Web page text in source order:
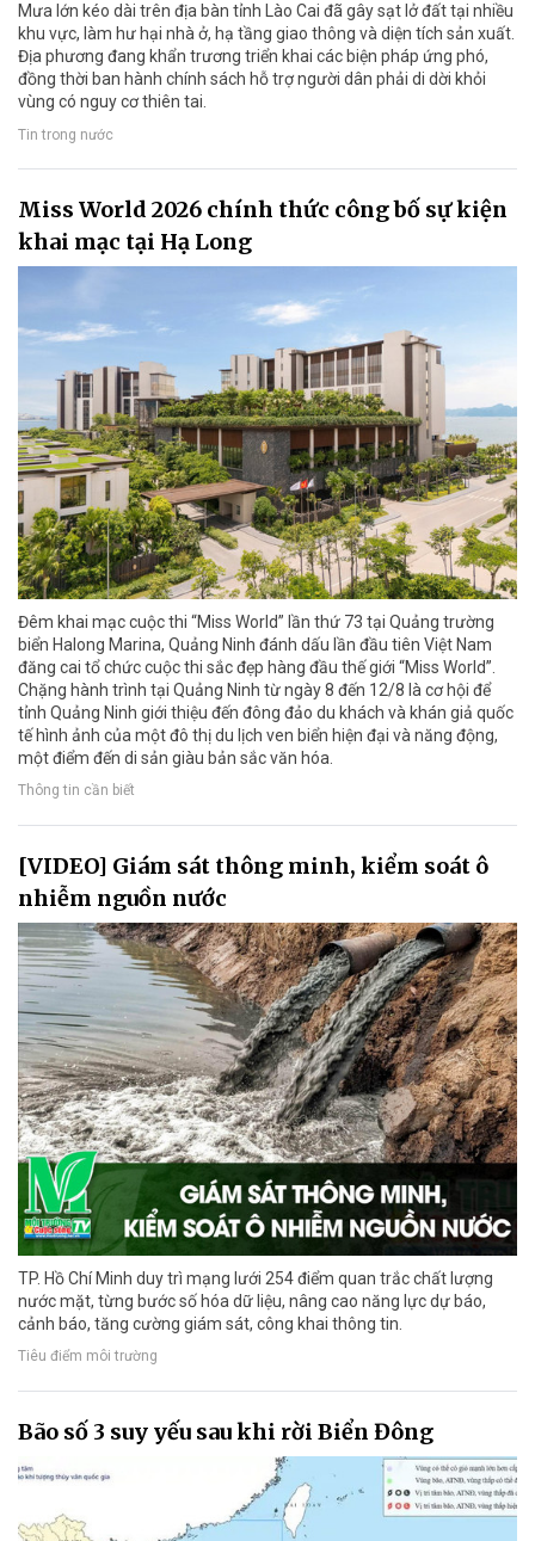
Mưa lớn kéo dài trên địa bàn tỉnh Lào Cai đã gây sạt lở đất tại nhiều
khu vực, làm hư hại nhà ở, hạ tầng giao thông và diện tích sản xuất.
Địa phương đang khẩn trương triển khai các biện pháp ứng phó,
đồng thời ban hành chính sách hỗ trợ người dân phải di dời khỏi
vùng có nguy cơ thiên tai.
Tin trong nước
Miss World 2026 chính thức công bố sự kiện
khai mạc tại Hạ Long
Đêm khai mạc cuộc thi “Miss World” lần thứ 73 tại Quảng trường
biển Halong Marina, Quảng Ninh đánh dấu lần đầu tiên Việt Nam
đăng cai tổ chức cuộc thi sắc đẹp hàng đầu thế giới “Miss World”.
Chặng hành trình tại Quảng Ninh từ ngày 8 đến 12/8 là cơ hội để
tỉnh Quảng Ninh giới thiệu đến đông đảo du khách và khán giả quốc
tế hình ảnh của một đô thị du lịch ven biển hiện đại và năng động,
một điểm đến di sản giàu bản sắc văn hóa.
Thông tin cần biết
[VIDEO] Giám sát thông minh, kiểm soát ô
nhiễm nguồn nước
TP. Hồ Chí Minh duy trì mạng lưới 254 điểm quan trắc chất lượng
nước mặt, từng bước số hóa dữ liệu, nâng cao năng lực dự báo,
cảnh báo, tăng cường giám sát, công khai thông tin.
Tiêu điểm môi trường
Bão số 3 suy yếu sau khi rời Biển Đông